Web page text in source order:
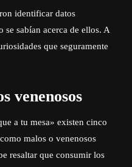
identificar datos
se sabían acerca de ellos. A
que seguramente
venenosos
a tu mesa» existen cinco
malos o venenosos
resaltar que consumir los